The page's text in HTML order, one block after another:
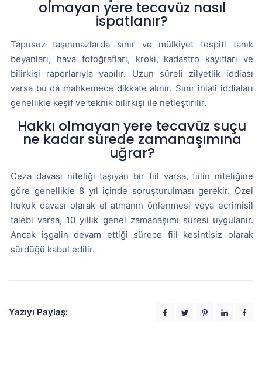
olmayan yere tecavüz nasıl
ispatlanır?
Tapusuz taşınmazlarda sınır ve mülkiyet tespiti tanık
beyanları, hava fotoğrafları, kroki, kadastro kayıtları ve
bilirkişi raporlarıyla yapılır. Uzun süreli zilyetlik iddiası
varsa bu da mahkemece dikkate alınır. Sınır ihlali iddiaları
genellikle keşif ve teknik bilirkişi ile netleştirilir.
Hakkı olmayan yere tecavüz suçu
ne kadar sürede zamanaşımına
uğrar?
Ceza davası niteliği taşıyan bir fiil varsa, fiilin niteliğine
göre genellikle 8 yıl içinde soruşturulması gerekir. Özel
hukuk davası olarak el atmanın önlenmesi veya ecrimisil
talebi varsa, 10 yıllık genel zamanaşımı süresi uygulanır.
Ancak işgalin devam ettiği sürece fiil kesintisiz olarak
sürdüğü kabul edilir.
Yazıyı Paylaş: